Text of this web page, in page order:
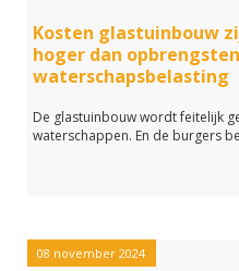
Kosten glastuinbouw
hoger dan
waterschapsbelasting
De glastuinbouw wordt feitelijk
waterschappen. En de burgers
08 november 2024